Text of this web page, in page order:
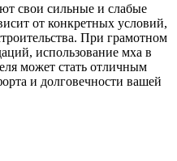
свои сильные и слабые
от конкретных условий,
При грамотном
использование мха в
может стать отличным
и долговечности вашей